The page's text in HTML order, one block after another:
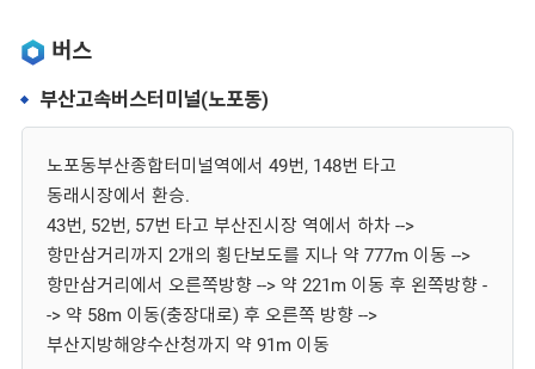
버스
부산고속버스터미널(노포동)
노포동부산종합터미널역에서 49번, 148번 타고
동래시장에서 환승.
43번, 52번, 57번 타고 부산진시장 역에서 하차 -->
항만삼거리까지 2개의 횡단보도를 지나 약 777m 이동 -->
항만삼거리에서 오른쪽방향 --> 약 221m 이동 후 왼쪽방향 -
-> 약 58m 이동(충장대로) 후 오른쪽 방향 -->
부산지방해양수산청까지 약 91m 이동